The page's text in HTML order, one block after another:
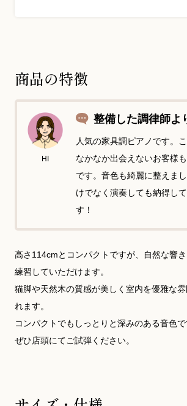
商品の特徴
HI
整備した調律師よ
人気の家具調ピアノです。
なかなか出会えないお客様
です。音色も綺麗に整えま
けでなく演奏しても納得し
す！
高さ114cmとコンパクトですが、自然な響
練習していただけます。
猫脚や天然木の質感が美しく室内を優雅な雰
れます。
コンパクトでもしっとりと深みのある音色で
ぜひ店頭にてご試弾ください。